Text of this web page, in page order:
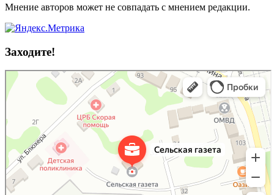
Мнение авторов может не совпадать с мнением редакции.
Заходите!